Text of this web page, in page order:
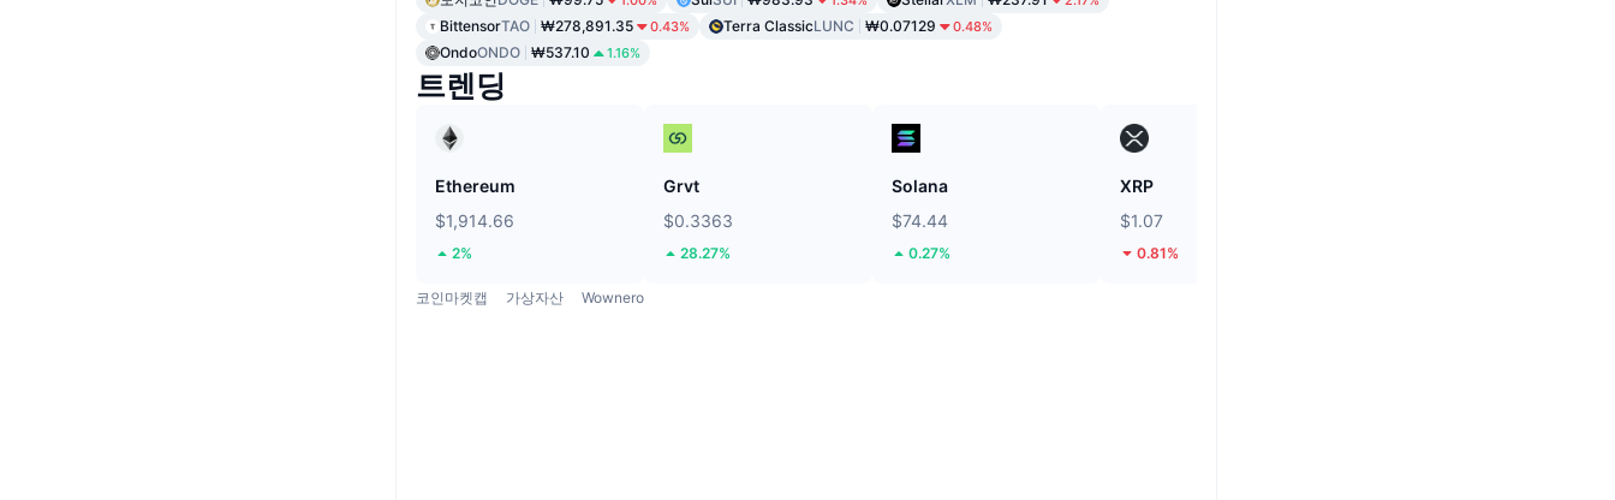
BittensorTAO ₩278,891.35 0.43% Terra ClassicLUNC ₩0.07129 0.48%
OndoONDO ₩537.10 1.16%
트렌딩
Ethereum
$1,914.66
2%
Grvt
$0.3363
28.27%
Solana
$74.44
0.27%
XRP
$1.07
0.81%
코인마켓캡 가상자산 Wownero